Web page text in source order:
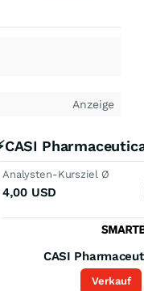
Anzeige
Analysten-Kursziel Ø
4,00 USD
CASI
Verkauf